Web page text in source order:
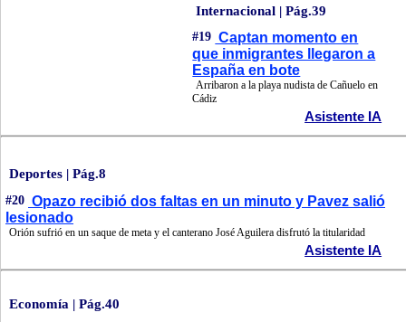
Internacional | Pág.39
#19 Captan momento en
que inmigrantes llegaron a
España en bote
Arribaron a la playa nudista de Cañuelo en
Cádiz
Asistente IA
Deportes | Pág.8
#20 Opazo recibió dos faltas en un minuto y Pavez salió
lesionado
Orión sufrió en un saque de meta y el canterano José Aguilera disfrutó la titularidad
Asistente IA
Economía | Pág.40